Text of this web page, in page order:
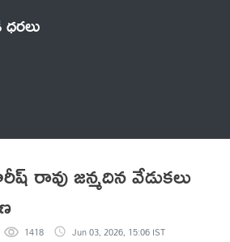
రావు జన్మదిన వేడుకలు
1418 Jun 03, 2026, 15:06 IST